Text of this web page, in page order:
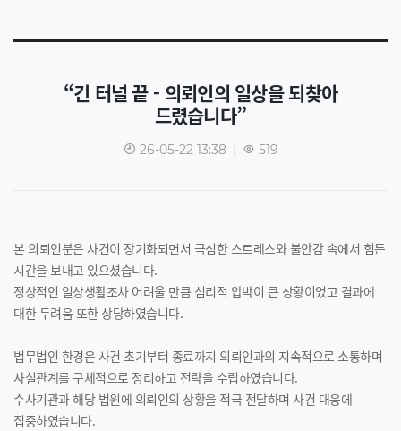
“긴 터널 끝 - 의뢰인의 일상을 되찾아
드렸습니다”
26-05-22 13:38 | 519
본 의뢰인분은 사건이 장기화되면서 극심한 스트레스와 불안감 속에서 힘든
시간을 보내고 있으셨습니다.
정상적인 일상생활조차 어려울 만큼 심리적 압박이 큰 상황이었고 결과에
대한 두려움 또한 상당하였습니다.
법무법인 한경은 사건 초기부터 종료까지 의뢰인과의 지속적으로 소통하며
사실관계를 구체적으로 정리하고 전략을 수립하였습니다.
수사기관과 해당 법원에 의뢰인의 상황을 적극 전달하며 사건 대응에
집중하였습니다.